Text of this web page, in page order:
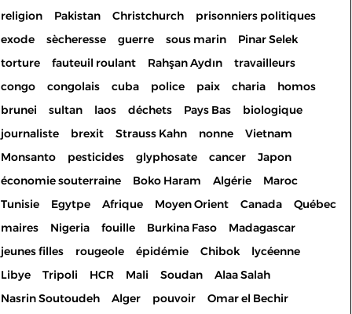
religion
Pakistan Christchurch
prisonniers politiques
exode
sècheresse guerre sous marin
Pinar Selek
torture
fauteuil roulant Rahşan Aydın
travailleurs
congo
congolais cuba police paix charia
homos
brunei
sultan laos déchets Pays Bas
biologique
journaliste
brexit Strauss Kahn nonne
Vietnam
Monsanto
pesticides glyphosate cancer
Japon
économie souterraine
Boko Haram Algérie
Maroc
Tunisie
Egytpe Afrique Moyen Orient Canada
Québec
maires
Nigeria fouille Burkina Faso
Madagascar
jeunes filles
rougeole épidémie Chibok
lycéenne
Libye
Tripoli HCR Mali Soudan
Alaa Salah
Nasrin Soutoudeh
Alger pouvoir
Omar el Bechir